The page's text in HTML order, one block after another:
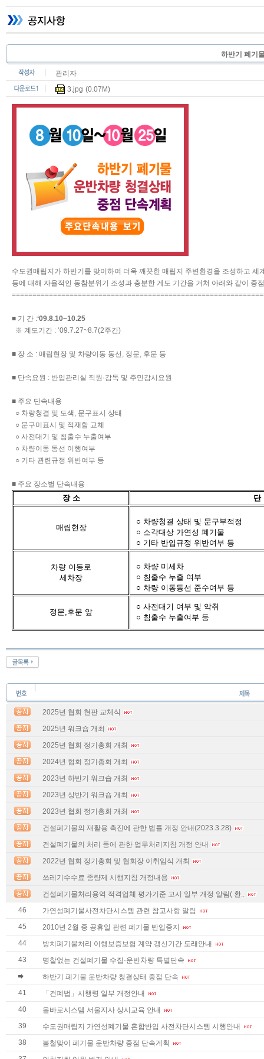
하반기 폐기
관리자
3.jpg (0.07M)
수도권매립지가 하반기를 맞이하여 더욱 깨끗한 매립지 주변환경을 조성하고
등에 대해 자율적인 동참분위기 조성과 충분한 계도 기간을 거쳐 아래와 같이 중
■ 기 간 :‘09.8.10~10.25
※ 계도기간 : ‘09.7.27~8.7(2주간)
■ 장 소 : 매립현장 및 차량이동 동선, 정문, 후문 등
■ 단속요원 : 반입관리실 직원·감독 및 주민감시요원
■ 주요 단속내용
○ 차량청결 및 도색, 문구표시 상태
○ 문구미표시 및 적재함 교체
○ 사전대기 및 침출수 누출여부
○ 차량이동 동선 이행여부
○ 기타 관련규정 위반여부 등
■ 주요 장소별 단속내용
장 소 단
매립현장
○ 차량청결 상태 및 문구부적정
○ 소각대상 가연성 폐기물
○ 기타 반입규정 위반여부 등
차량 이동로
세차장
○ 차량 미세차
○ 침출수 누출 여부
○ 차량 이동동선 준수여부 등
정문,후문 앞
○ 사전대기 여부 및 악취
○ 침출수 누출여부 등
2025년 협회 현판 교체식
2025년 워크숍 개최
2025년 협회 정기총회 개최
2024년 협회 정기총회 개최
2023년 하반기 워크숍 개최
2023년 상반기 워크숍 개최
2023년 협회 정기총회 개최
건설폐기물의 재활용 촉진에 관한 법률 개정 안내(2023.3.28)
건설폐기물의 처리 등에 관한 업무처리지침 개정 안내
2022년 협회 정기총회 및 협회장 이취임식 개최
쓰레기수수료 종량제 시행지침 개정내용
건설폐기물처리용역 적격업체 평가기준 고시 일부 개정 알림( 환..
46
가연성폐기물사전차단시스템 관련 참고사항 알림
45
2010년 2월 중 공휴일 관련 폐기물 반입중지
44
방치폐기물처리 이행보증보험 계약 갱신기간 도래안내
43
명찰없는 건설폐기물 수집·운반차량 특별단속
하반기 폐기물 운반차량 청결상태 중점 단속
41
「건폐법」시행령 일부 개정안내
40
올바로시스템 서울지사 상시교육 안내
39
수도권매립지 가연성폐기물 혼합반입 사전차단시스템 시행안내
38
봄철맞이 폐기물 운반차량 중점 단속계획